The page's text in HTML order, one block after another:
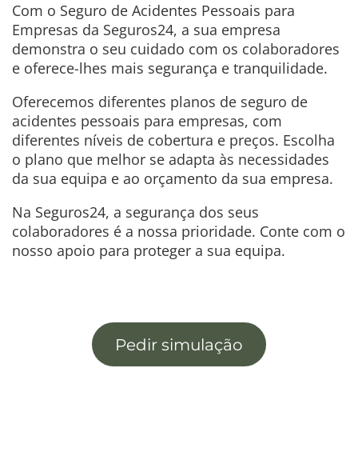
Com o Seguro de Acidentes Pessoais para
Empresas da Seguros24, a sua empresa
demonstra o seu cuidado com os colaboradores
e oferece-lhes mais segurança e tranquilidade.
Oferecemos diferentes planos de seguro de
acidentes pessoais para empresas, com
diferentes níveis de cobertura e preços. Escolha
o plano que melhor se adapta às necessidades
da sua equipa e ao orçamento da sua empresa.
Na Seguros24, a segurança dos seus
colaboradores é a nossa prioridade. Conte com o
nosso apoio para proteger a sua equipa.
Pedir simulação